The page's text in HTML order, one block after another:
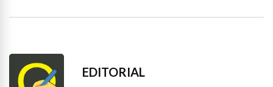
EDITORIAL